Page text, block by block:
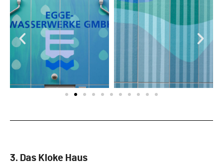
3. Das Kloke Haus